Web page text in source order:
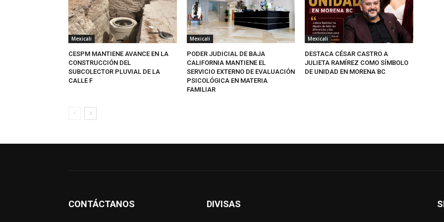
Mexicali
CESPM MANTIENE AVANCE EN LA
CONSTRUCCIÓN DEL
SUBCOLECTOR PLUVIAL DE LA
CALLE F
Mexicali
PODER JUDICIAL DE BAJA
CALIFORNIA MANTIENE EL
SERVICIO EXTERNO DE EVALUACIÓN
PSICOLÓGICA EN MATERIA
FAMILIAR
Mexicali
DESTACA CÉSAR CASTRO A
JULIETA RAMÍREZ COMO SÍMBOLO
DE UNIDAD EN MORENA BC
CONTÁCTANOS DIVISAS